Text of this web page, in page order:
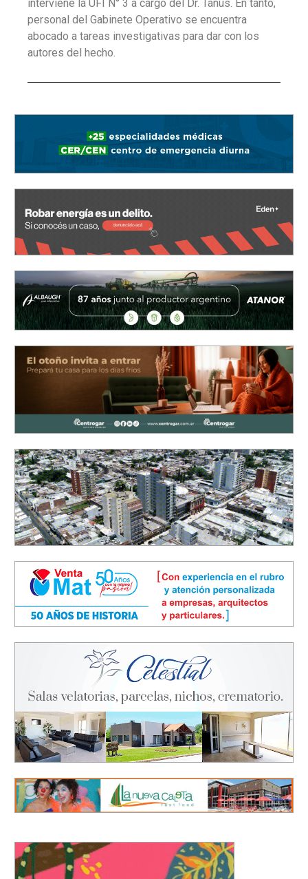
interviene la UFI N° 3 a cargo del Dr. Tanús. En tanto,
personal del Gabinete Operativo se encuentra
abocado a tareas investigativas para dar con los
autores del hecho.